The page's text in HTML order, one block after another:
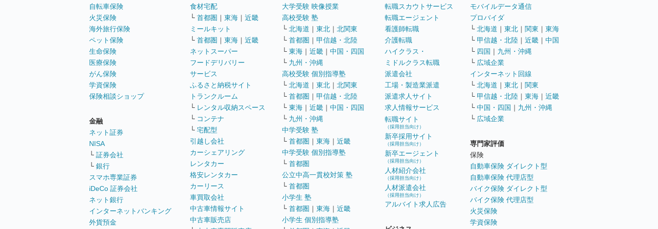
自転車保険
火災保険
海外旅行保険
ペット保険
生命保険
医療保険
がん保険
学資保険
保険相談ショップ
金融
ネット証券
NISA
└ 証券会社
└ 銀行
スマホ専業証券
iDeCo 証券会社
ネット銀行
インターネットバンキング
外貨預金
食材宅配
└ 首都圏 ｜ 東海 ｜ 近畿
ミールキット
└ 首都圏 ｜ 東海 ｜ 近畿
ネットスーパー
フードデリバリー
サービス
ふるさと納税サイト
トランクルーム
└ レンタル収納スペース
└ コンテナ
└ 宅配型
引越し会社
カーシェアリング
レンタカー
格安レンタカー
カーリース
車買取会社
中古車情報サイト
中古車販売店
大学受験 映像授業
高校受験 塾
└ 北海道 ｜ 東北 ｜ 北関東
└ 首都圏 ｜ 甲信越・北陸
└ 東海 ｜ 近畿 ｜ 中国・四国
└ 九州・沖縄
高校受験 個別指導塾
└ 北海道 ｜ 東北 ｜ 北関東
└ 首都圏 ｜ 甲信越・北陸
└ 東海 ｜ 近畿 ｜ 中国・四国
└ 九州・沖縄
中学受験 塾
└ 首都圏 ｜ 東海 ｜ 近畿
中学受験 個別指導塾
└ 首都圏
公立中高一貫校対策 塾
└ 首都圏
小学生 塾
└ 首都圏 ｜ 東海 ｜ 近畿
小学生 個別指導塾
転職スカウトサービス
転職エージェント
看護師転職
介護転職
ハイクラス・
ミドルクラス転職
派遣会社
工場・製造業派遣
派遣求人サイト
求人情報サービス
転職サイト
（採用担当向け）
新卒採用サイト
（採用担当向け）
新卒エージェント
（採用担当向け）
人材紹介会社
（採用担当向け）
人材派遣会社
（採用担当向け）
アルバイト求人広告
モバイルデータ通信
プロバイダ
└ 北海道 ｜ 東北 ｜ 関東 ｜ 東海
└ 甲信越・北陸 ｜ 近畿 ｜ 中国
└ 四国 ｜ 九州・沖縄
└ 広域企業
インターネット回線
└ 北海道 ｜ 東北 ｜ 関東
└ 甲信越・北陸 ｜ 東海 ｜ 近畿
└ 中国・四国 ｜ 九州・沖縄
└ 広域企業
専門家評価
保険
自動車保険 ダイレクト型
自動車保険 代理店型
バイク保険 ダイレクト型
バイク保険 代理店型
火災保険
学資保険